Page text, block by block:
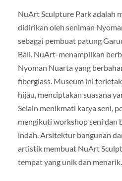
NuArt Sculpture Park adalah
didirikan oleh seniman
sebagai pembuat patung
Bali. NuArt-menampilkan
Nyoman Nuarta yang
fiberglass. Museum ini
hijau, menciptakan suasana
Selain menikmati karya seni,
mengikuti workshop seni dan
indah. Arsitektur bangunan
artistik membuat NuArt
tempat yang unik dan menarik.